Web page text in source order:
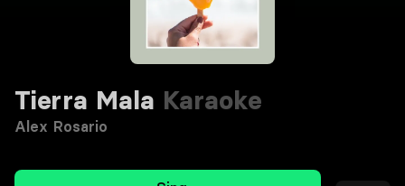
Tierra Mala Karaoke
Alex Rosario